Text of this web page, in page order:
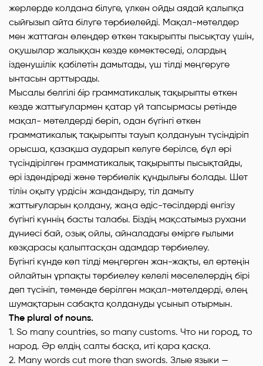
жерлерде колдана білуге, үлкен ойды аядай қалыпқа
сыйғызып айта білуге тәрбиелейді. Мақал-мәтелдер
мен жаттаған өлеңдер өткен такырыпты пысықтау үшін,
оқушылар жалыққан кезде көмектеседі, олардың
ізденушілік қабілетін дамытады, үш тiлдi меңгеруге
ынтасын арттырады.
Мысалы белгілі 6ip грамматикалық тақырыпты өткен
кезде жаттығулармен қатар үй тапсырмасы ретінде
мақал- мәтелдерді бepiп, одан бүгінгі өткен
грамматикалық тақырыпты тауып қолдануын түcіндipiп
орысша, қазақша аударып келуге берілсе, бұл әpi
түсіндірілген грамматикалық тақырыпты пысықтайды,
әpi іздендіреді және тәрбиелік құндылығы болады. Шет
тілін оқыту үpдicін жандандыру, тіл дамыту
жаттығуларын қолдану, жаңа әдic-тәcілдepдi енгізу
бүгінгі күннің басты талабы. Біздің мақсатымыз рухани
дүниесі бай, озық ойлы, айналадағы өмірге ғылыми
көзқарасы қалыптасқан адамдар тәрбиелеу.
Бүгінгі күнде көп тілдi меңгерген жан-жақты, ел ертеңін
ойлайтын ұрпақты тәрбиелеу келелi мәселелердің бipi
деп түсініп, төменде берілген мақал-мәтелдердi, өлең
шумақтарын сабақта қолдануды ұсынып отырмын.
The plural of nouns.
1. So many countries, so many customs. Что ни город, то
народ. Әр елдің салты басқа, итi қара қасқа.
2. Many words cut more than swords. Злые языки —